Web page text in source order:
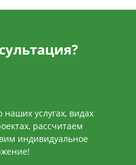
услугах, видах
рассчитаем
индивидуальное